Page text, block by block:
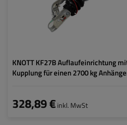
KNOTT KF27B Auflaufeinrichtung
Kupplung für einen 2700 kg
328,89 €inkl. MwSt